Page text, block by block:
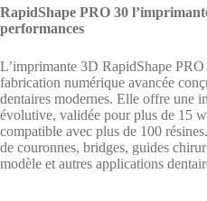
RapidShape PRO 30
performances
L’imprimante 3D RapidShape
fabrication numérique avancée
dentaires modernes. Elle offre une
évolutive, validée pour plus de 15
compatible avec plus de 100
de couronnes, bridges, guides
modèle et autres applications